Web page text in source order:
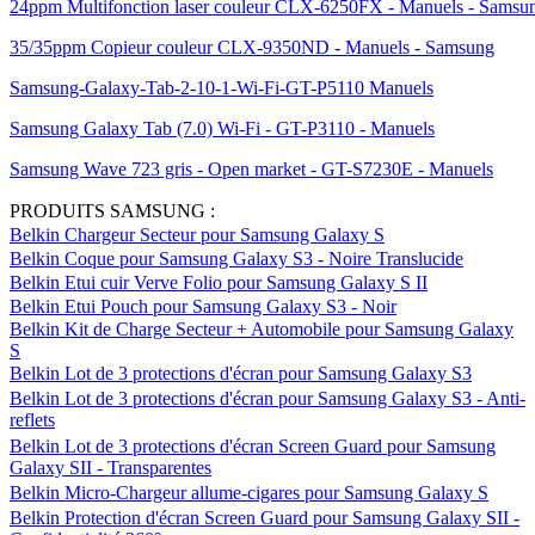
24ppm Multifonction laser couleur CLX-6250FX - Manuels -
35/35ppm Copieur couleur CLX-9350ND - Manuels - Samsung
Samsung-Galaxy-Tab-2-10-1-Wi-Fi-GT-P5110 Manuels
Samsung Galaxy Tab (7.0) Wi-Fi - GT-P3110 - Manuels
Samsung Wave 723 gris - Open market - GT-S7230E - Manuels
PRODUITS SAMSUNG :
Belkin Chargeur Secteur pour Samsung Galaxy S
Belkin Coque pour Samsung Galaxy S3 - Noire Translucide
Belkin Etui cuir Verve Folio pour Samsung Galaxy S II
Belkin Etui Pouch pour Samsung Galaxy S3 - Noir
Belkin Kit de Charge Secteur + Automobile pour Samsung Galaxy
S
Belkin Lot de 3 protections d'écran pour Samsung Galaxy S3
Belkin Lot de 3 protections d'écran pour Samsung Galaxy S3 - Anti-
reflets
Belkin Lot de 3 protections d'écran Screen Guard pour Samsung
Galaxy SII - Transparentes
Belkin Micro-Chargeur allume-cigares pour Samsung Galaxy S
Belkin Protection d'écran Screen Guard pour Samsung Galaxy SII -